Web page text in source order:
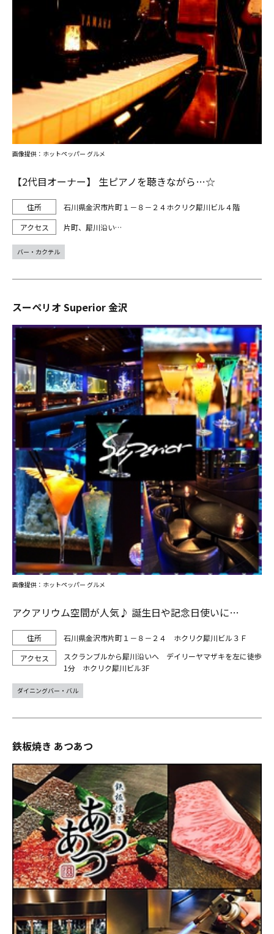
【2代目オーナー】 生ピアノを聴きながら…☆
石川県金沢市片町１－８－２４ホクリク犀川ビル４階
片町、犀川沿い…
画像提供：ホットペッパー グルメ
バー・カクテル
スーペリオ Superior 金沢
アクアリウム空間が人気♪ 誕生日や記念日使いに…
石川県金沢市片町１－８－２４ ホクリク犀川ビル３Ｆ
スクランブルから犀川沿いへ デイリーヤマザキを左に徒歩
1分 ホクリク犀川ビル3F
画像提供：ホットペッパー グルメ
ダイニングバー・バル
鉄板焼き あつあつ